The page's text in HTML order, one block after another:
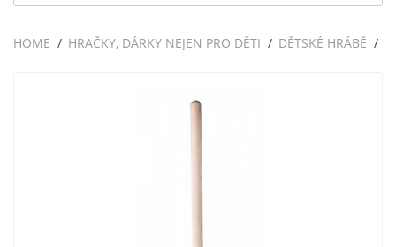
HOME HRAČKY, DÁRKY NEJEN PRO DĚTI DĚTSKÉ HRÁBĚ